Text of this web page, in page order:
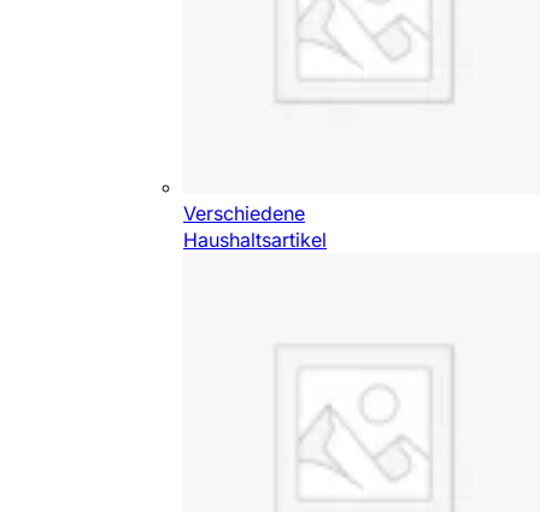
Verschiedene
Haushaltsartikel